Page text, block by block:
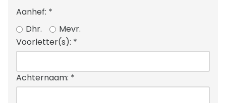
Aanhef: *
Dhr.
Mevr.
Voorletter(s): *
Achternaam: *